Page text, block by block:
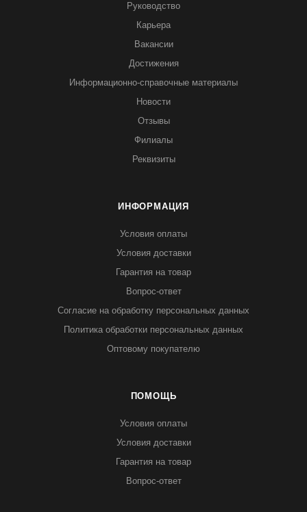
Руководство
Карьера
Вакансии
Достижения
Информационно-справочные материалы
Новости
Отзывы
Филиалы
Реквизиты
ИНФОРМАЦИЯ
Условия оплаты
Условия доставки
Гарантия на товар
Вопрос-ответ
Согласие на обработку персональных данных
Политика обработки персональных данных
Оптовому покупателю
ПОМОЩЬ
Условия оплаты
Условия доставки
Гарантия на товар
Вопрос-ответ